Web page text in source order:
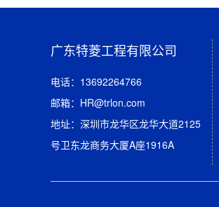
广东特菱工程有限公司
电话：13692264766
邮箱：HR@trlon.com
地址：深圳市龙华区龙华大道2125
号卫东龙商务大厦A座1916A